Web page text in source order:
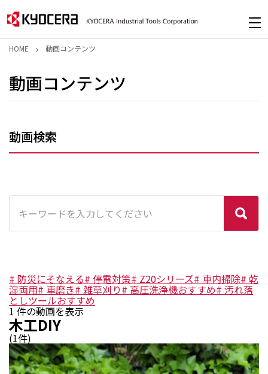
HOME 動画コンテンツ
動画コンテンツ
動画検索
# 防災にそなえる# 停電対策# Z20シリーズ# 車内掃除# 乾
湿両用# 車磨き# 雑草刈り# 高圧洗浄機おすすめ# 汚れ落
としツールおすすめ
1 件の動画を表示
木工DIY
(1件)